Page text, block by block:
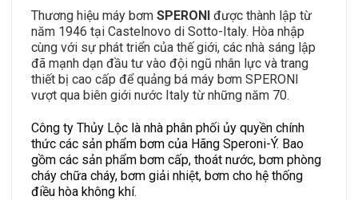
Thương hiệu máy bơm SPERONI được thành lập từ
năm 1946 tại Castelnovo di Sotto-Italy. Hòa nhập
cùng với sự phát triển của thế giới, các nhà sáng lập
đã mạnh dạn đầu tư vào đội ngũ nhân lực và trang
thiết bị cao cấp để quảng bá máy bơm SPERONI
vượt qua biên giới nước Italy từ những năm 70.
Công ty Thủy Lộc là nhà phân phối ủy quyền chính
thức các sản phẩm bơm của Hãng Speroni-Ý. Bao
gồm các sản phẩm bơm cấp, thoát nước, bơm phòng
cháy chữa cháy, bơm giải nhiệt, bơm cho hệ thống
điều hòa không khí.